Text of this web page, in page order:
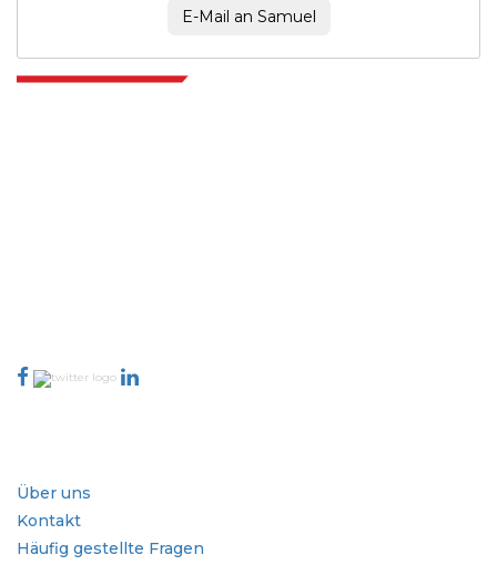
E-Mail an Samuel
Über uns
Kontakt
Häufig gestellte Fragen